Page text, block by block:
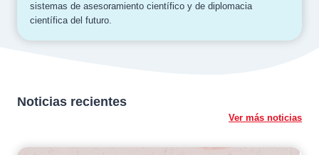
sistemas de asesoramiento científico y de diplomacia
científica del futuro.
Noticias recientes
Ver más noticias